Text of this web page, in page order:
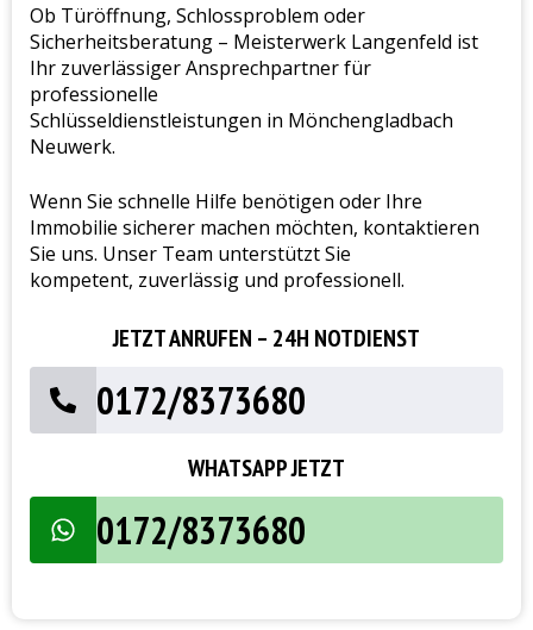
Ob Türöffnung, Schlossproblem oder
Sicherheitsberatung – Meisterwerk Langenfeld ist
Ihr zuverlässiger Ansprechpartner für
professionelle
Schlüsseldienstleistungen in Mönchengladbach
Neuwerk.
Wenn Sie schnelle Hilfe benötigen oder Ihre
Immobilie sicherer machen möchten, kontaktieren
Sie uns. Unser Team unterstützt Sie
kompetent, zuverlässig und professionell.
JETZT ANRUFEN – 24H NOTDIENST
0172/8373680
WHATSAPP JETZT
0172/8373680